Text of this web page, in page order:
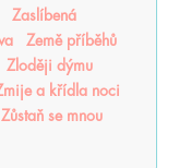
Zaslíbená
Země příběhů
Zloději dýmu
a křídla noci
Zůstaň se mnou